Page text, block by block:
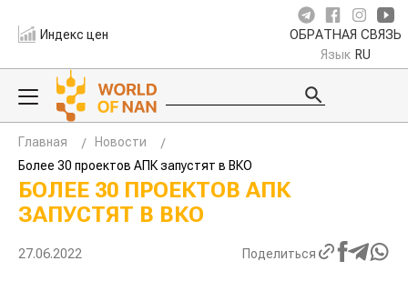
Индекс цен ОБРАТНАЯ СВЯЗЬ
Язык RU
Главная
Новости
Более 30 проектов АПК запустят в ВКО
БОЛЕЕ 30 ПРОЕКТОВ АПК
ЗАПУСТЯТ В ВКО
27.06.2022 Поделиться